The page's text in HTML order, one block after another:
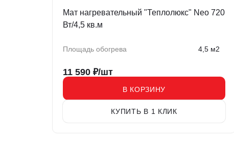
Мат нагревательный "Теплолюкс" Neo 720
Вт/4,5 кв.м
Площадь обогрева 4,5 м2
11 590 ₽/шт
В КОРЗИНУ
КУПИТЬ В 1 КЛИК